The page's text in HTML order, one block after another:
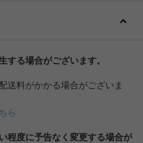
する場合がございます。
送料がかかる場合がございま
ら
程度に予告なく変更する場合が